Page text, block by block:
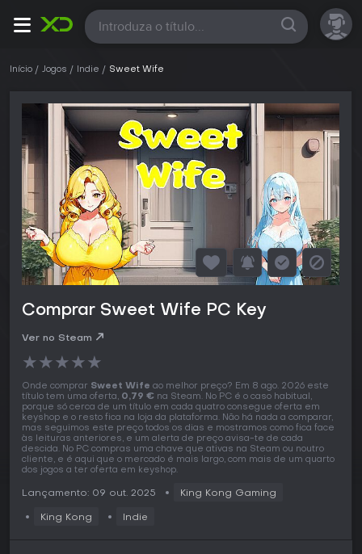
Todas
Início Jogos Indie Sweet Wife
Comprar Sweet Wife PC Key
Ver no Steam
★★★★★
Onde comprar Sweet Wife ao melhor preço? Em 8 ago. 2026 este
título tem uma oferta, 0,79 € na Steam. No PC é o caso habitual,
porque só cerca de um título em cada quatro consegue oferta em
keyshop e o resto fica na loja da plataforma. Não há nada a comparar,
mas seguimos este preço todos os dias e mostramos como fica face
às leituras anteriores, e um alerta de preço avisa-te de cada
descida. No PC compras uma chave que ativas na Steam ou noutro
cliente, e é aqui que o mercado é mais largo, com mais de um quarto
dos jogos a ter oferta em keyshop.
Lançamento: 09 out. 2025 King Kong Gaming
King Kong Indie